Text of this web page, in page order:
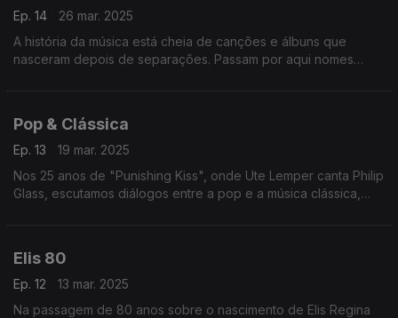
Ep. 14
26 mar. 2025
A história da música está cheia de canções e álbuns que
nasceram depois de separações. Passam por aqui nomes
Pop & Clássica
Ep. 13
19 mar. 2025
Nos 25 anos de "Punishing Kiss", onde Ute Lemper canta Philip
Glass, escutamos diálogos entre a pop e a música clássica,
Elis 80
Ep. 12
13 mar. 2025
Na passagem de 80 anos sobre o nascimento de Elis Regina